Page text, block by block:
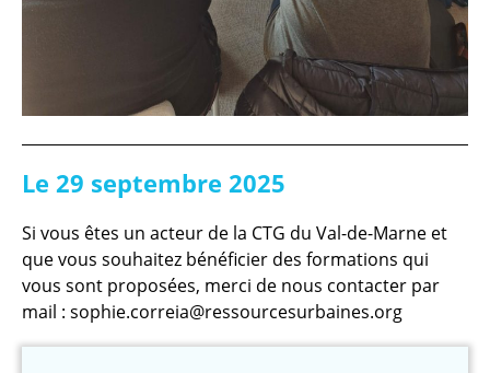
Le 29 septembre 2025
Si vous êtes un acteur de la CTG du Val-de-Marne et
que vous souhaitez bénéficier des formations qui
vous sont proposées, merci de nous contacter par
mail : sophie.correia@ressourcesurbaines.org